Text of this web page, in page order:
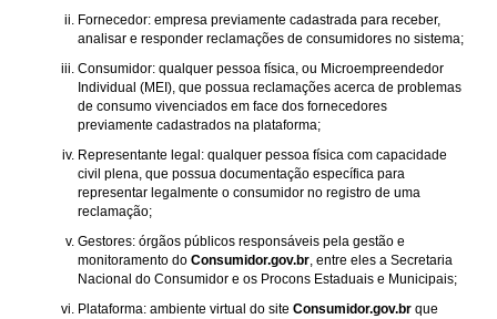
Fornecedor: empresa previamente cadastrada para receber,
analisar e responder reclamações de consumidores no sistema;
Consumidor: qualquer pessoa física, ou Microempreendedor
Individual (MEI), que possua reclamações acerca de problemas
de consumo vivenciados em face dos fornecedores
previamente cadastrados na plataforma;
Representante legal: qualquer pessoa física com capacidade
civil plena, que possua documentação específica para
representar legalmente o consumidor no registro de uma
reclamação;
Gestores: órgãos públicos responsáveis pela gestão e
monitoramento do Consumidor.gov.br, entre eles a Secretaria
Nacional do Consumidor e os Procons Estaduais e Municipais;
Plataforma: ambiente virtual do site Consumidor.gov.br que